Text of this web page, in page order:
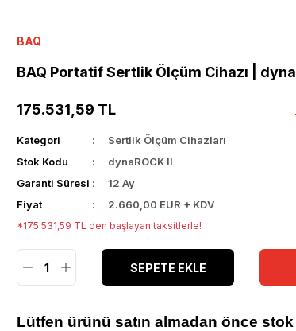
BAQ
BAQ Portatif Sertlik Ölçüm Cihazı |
175.531,59 TL
Kategori
Sertlik Ölçüm Cihazları
Stok Kodu
dynaROCK II
Garanti Süresi
12 Ay
Fiyat
2.660,00 EUR + KDV
*175.531,59 TL den başlayan taksitlerle!
SEPETE EKLE
Lütfen ürünü satın almadan önce